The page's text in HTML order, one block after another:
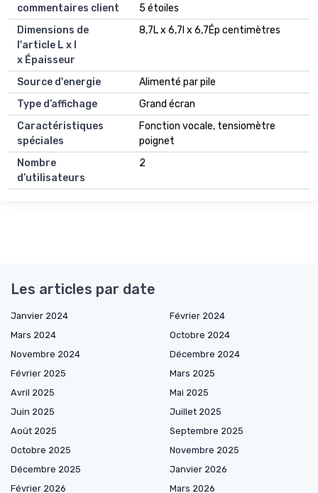
commentaires client
5 étoiles
Dimensions de
l'article L x l
x Épaisseur
8,7L x 6,7l x 6,7Ép centimètres
Source d'energie
Alimenté par pile
Type d’affichage
Grand écran
Caractéristiques
spéciales
Fonction vocale, tensiomètre
poignet
Nombre
d’utilisateurs
2
Les articles par date
Janvier 2024
Février 2024
Mars 2024
Octobre 2024
Novembre 2024
Décembre 2024
Février 2025
Mars 2025
Avril 2025
Mai 2025
Juin 2025
Juillet 2025
Août 2025
Septembre 2025
Octobre 2025
Novembre 2025
Décembre 2025
Janvier 2026
Février 2026
Mars 2026